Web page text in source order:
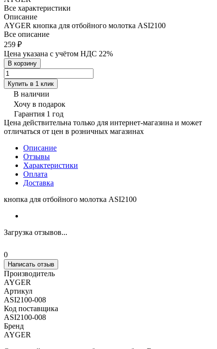
Все характеристики
Описание
AYGER кнопка для отбойного молотка ASI2100
Все описание
259 ₽
Цена указана с учётом НДС 22%
В корзину
Купить в 1 клик
В наличии
Хочу в подарок
Гарантия 1 год
Цена действительна только для интернет-магазина и может
отличаться от цен в розничных магазинах
Описание
Отзывы
Характеристики
Оплата
Доставка
кнопка для отбойного молотка ASI2100
Загрузка отзывов...
0
Написать отзыв
Производитель
AYGER
Артикул
ASI2100-008
Код поставщика
ASI2100-008
Бренд
AYGER